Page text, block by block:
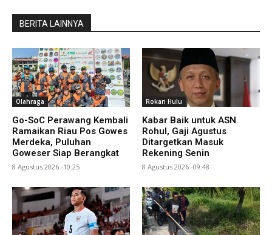
BERITA LAINNYA
Olahraga
Go-SoC Perawang Kembali
Ramaikan Riau Pos Gowes
Merdeka, Puluhan
Goweser Siap Berangkat
8 Agustus 2026 -10:25
Rokan Hulu
Kabar Baik untuk ASN
Rohul, Gaji Agustus
Ditargetkan Masuk
Rekening Senin
8 Agustus 2026 -09:48